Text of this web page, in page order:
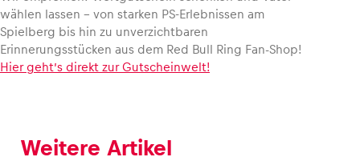
wählen lassen – von starken PS-Erlebnissen am
Spielberg bis hin zu unverzichtbaren
Erinnerungsstücken aus dem Red Bull Ring Fan-Shop!
Hier geht’s direkt zur Gutscheinwelt!
Weitere Artikel